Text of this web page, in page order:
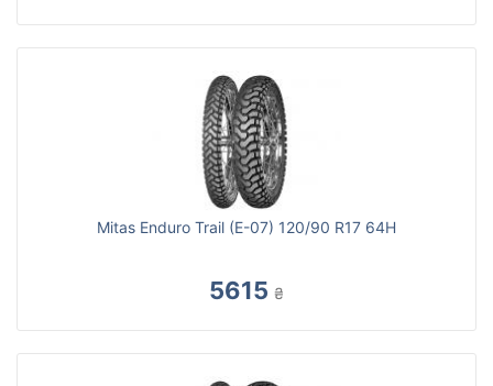
Mitas Enduro Trail (E-07) 120/90 R17 64H
5615 ₴